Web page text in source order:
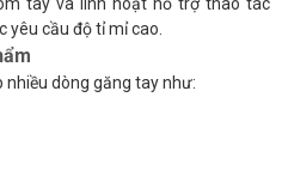
yêu cầu độ tỉ mỉ cao.
nhiều dòng găng tay như: